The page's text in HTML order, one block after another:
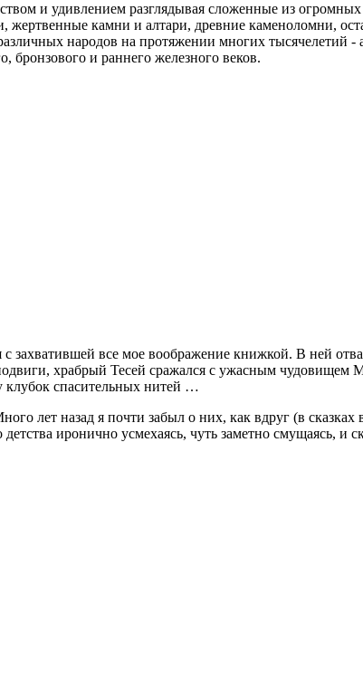
и удивлением разглядывая сложенные из
жертвенные камни и алтари, древние каменоломни,
народов на протяжении многих тысячелетий
бронзового и раннего железного веков.
с захватившей все мое воображение книжкой. В ней
храбрый Тесей сражался с ужасным чудовищем
клубок спасительных нитей …
лет назад я почти забыл о них, как вдруг (в сказках
иронично усмехаясь, чуть заметно смущаясь, и